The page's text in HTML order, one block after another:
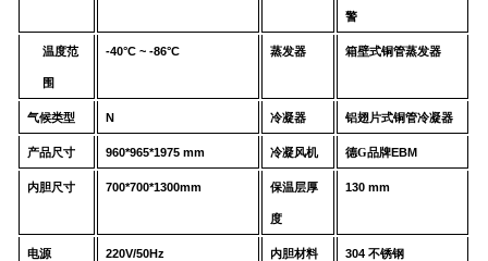
警
温度范
围
-40°C ~ -86°C 蒸发器 箱壁式铜管蒸发器
气候类型 N 冷凝器 铝翅片式铜管冷凝器
产品尺寸 960*965*1975mm 冷凝风机 德G品牌EBM
内胆尺寸 700*700*1300mm 保温层厚
度
130 mm
电源 220V/50Hz 内胆材料 304不锈钢